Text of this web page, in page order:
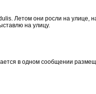
Летом они росли на улице,
на улицу.
в одном сообщении